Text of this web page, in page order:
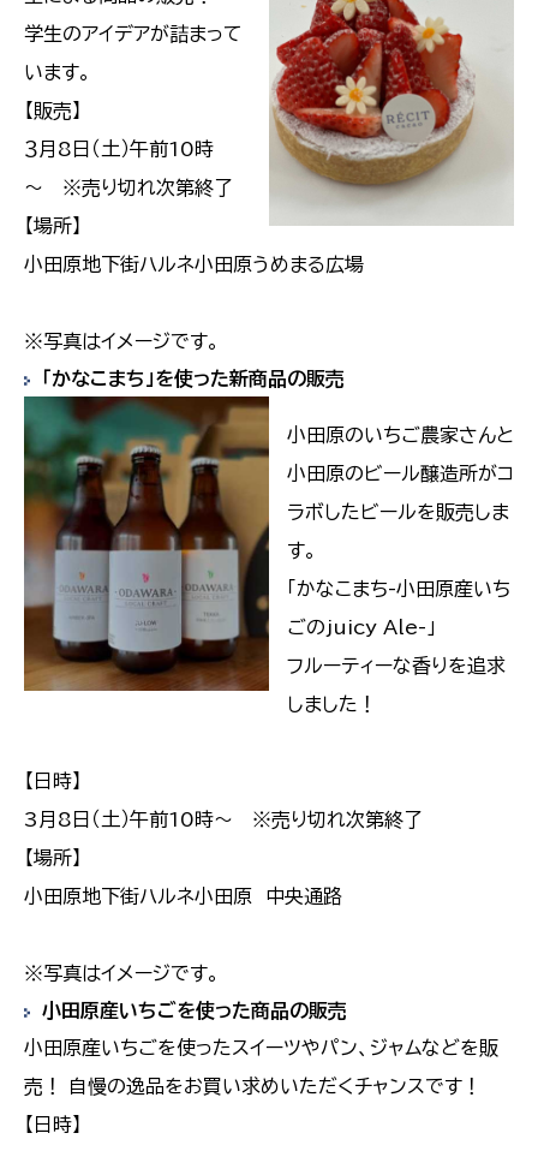
学生のアイデアが詰まって
います。
【販売】
３月8日（土）午前10時
～ ※売り切れ次第終了
【場所】
小田原地下街ハルネ小田原うめまる広場
※写真はイメージです。
「かなこまち」を使った新商品の販売
小田原のいちご農家さんと
小田原のビール醸造所がコ
ラボしたビールを販売しま
す。
「かなこまち-小田原産いち
ごのjuicy Ale-」
フルーティーな香りを追求
しました！
【日時】
3月8日（土）午前10時～ ※売り切れ次第終了
【場所】
小田原地下街ハルネ小田原 中央通路
※写真はイメージです。
小田原産いちごを使った商品の販売
小田原産いちごを使ったスイーツやパン、ジャムなどを販
売！ 自慢の逸品をお買い求めいただくチャンスです！
【日時】